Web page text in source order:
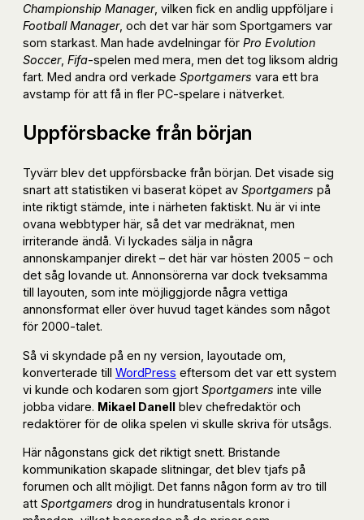
Championship Manager, vilken fick en andlig uppföljare i
Football Manager, och det var här som Sportgamers var
som starkast. Man hade avdelningar för Pro Evolution
Soccer, Fifa-spelen med mera, men det tog liksom aldrig
fart. Med andra ord verkade Sportgamers vara ett bra
avstamp för att få in fler PC-spelare i nätverket.
Uppförsbacke från början
Tyvärr blev det uppförsbacke från början. Det visade sig
snart att statistiken vi baserat köpet av Sportgamers på
inte riktigt stämde, inte i närheten faktiskt. Nu är vi inte
ovana webbtyper här, så det var medräknat, men
irriterande ändå. Vi lyckades sälja in några
annonskampanjer direkt – det här var hösten 2005 – och
det såg lovande ut. Annonsörerna var dock tveksamma
till layouten, som inte möjliggjorde några vettiga
annonsformat eller över huvud taget kändes som något
för 2000-talet.
Så vi skyndade på en ny version, layoutade om,
konverterade till WordPress eftersom det var ett system
vi kunde och kodaren som gjort Sportgamers inte ville
jobba vidare. Mikael Danell blev chefredaktör och
redaktörer för de olika spelen vi skulle skriva för utsågs.
Här någonstans gick det riktigt snett. Bristande
kommunikation skapade slitningar, det blev tjafs på
forumen och allt möjligt. Det fanns någon form av tro till
att Sportgamers drog in hundratusentals kronor i